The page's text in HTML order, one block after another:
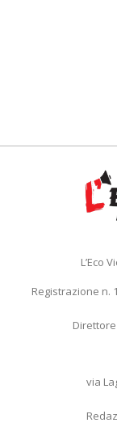
L’Eco
Registrazione n.
via